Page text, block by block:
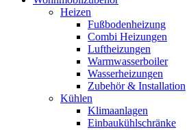
Heizen
Fußbodenheizung
Combi Heizungen
Luftheizungen
Warmwasserboiler
Wasserheizungen
Zubehör & Installation
Kühlen
Klimaanlagen
Einbaukühlschränke